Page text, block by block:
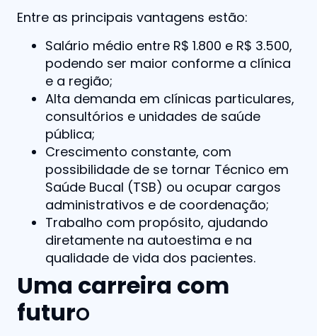
Entre as principais vantagens estão:
Salário médio entre R$ 1.800 e R$ 3.500,
podendo ser maior conforme a clínica
e a região;
Alta demanda em clínicas particulares,
consultórios e unidades de saúde
pública;
Crescimento constante, com
possibilidade de se tornar Técnico em
Saúde Bucal (TSB) ou ocupar cargos
administrativos e de coordenação;
Trabalho com propósito, ajudando
diretamente na autoestima e na
qualidade de vida dos pacientes.
Uma carreira com
futuro